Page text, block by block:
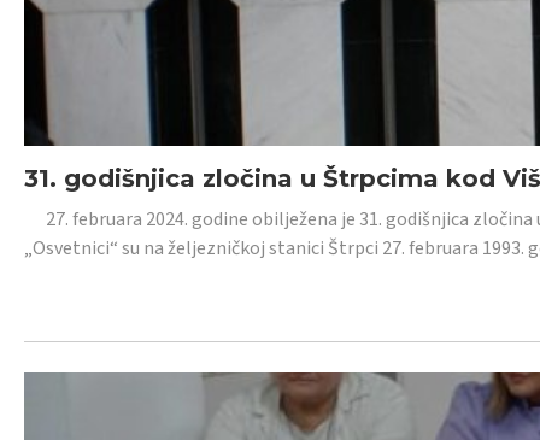
31. godišnjica zločina u Štrpcima kod
27. februara 2024. godine obilježena je 31. godišnjica
„Osvetnici“ su na željezničkoj stanici Štrpci 27. februara 1993.